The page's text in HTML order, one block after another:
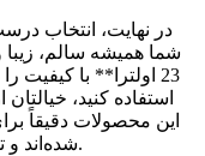
در نهایت، انتخاب
شما همیشه سالم،
استفاده کنید،
این محصولات دقیقاً
شده‌اند و تجربه کاربری را چندین سطح ارتقا می‌دهند.